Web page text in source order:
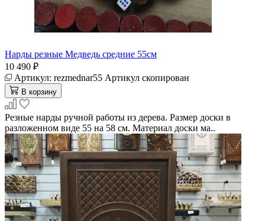
Нарды резные Медведь средние 55см
10 490 ₽
Артикул: rezmednar55 Артикул скопирован
В корзину
Резные нарды ручной работы из дерева. Размер доски в
разложенном виде 55 на 58 см. Материал доски ма..